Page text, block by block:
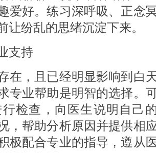
爱好。练习深呼吸、正念
让纷乱的思绪沉淀下来。
支持
，且已经明显影响到白
专业帮助是明智的选择。
检查，向医生说明自己
，帮助分析原因并提供相
极配合专业的指导，遵从